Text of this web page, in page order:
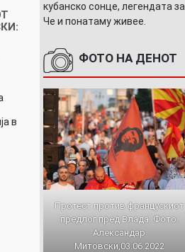
в
кубанско сонце, легендата за
Че и понатаму живее.
ФОТО НА ДЕНОТ
Протест против францускиот
предлог пред Влада. Фото:
Александар
Митовски,03.06.2022